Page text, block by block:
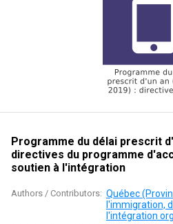
an
(V3-
08-
2019)
Programme du délai prescrit
directives du programme
soutien à l'intégration
Authors / Contributors: Québec
l'immigration,
l'intégration